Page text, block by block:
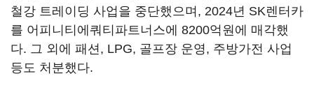
철강 트레이딩 사업을 중단했으며, 2024년 SK렌터카
를 어피니티에쿼티파트너스에 8200억원에 매각했
다. 그 외에 패션, LPG, 골프장 운영, 주방가전 사업
등도 처분했다.